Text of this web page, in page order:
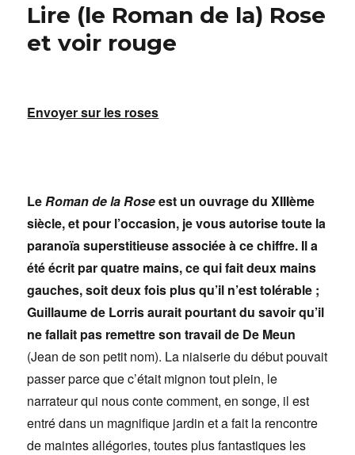
Lire (le Roman de la) Rose
et voir rouge
Envoyer sur les roses
LeRoman de la Roseest un ouvrage du XIIIème
siècle, et pour l’occasion, je vous autorise toute la
paranoïa superstitieuse associée à ce chiffre. Il a
été écrit par quatre mains, ce qui fait deux mains
gauches, soit deux fois plus qu’il n’est tolérable ;
Guillaume de Lorris aurait pourtant du savoir qu’il
ne fallait pas remettre son travail de De Meun
(Jean de son petit nom). La niaiserie du début pouvait
passer parce que c’était mignon tout plein, le
narrateur qui nous conte comment, en songe, il est
entré dans un magnifique jardin et a fait la rencontre
de maintes allégories, toutes plus fantastiques les